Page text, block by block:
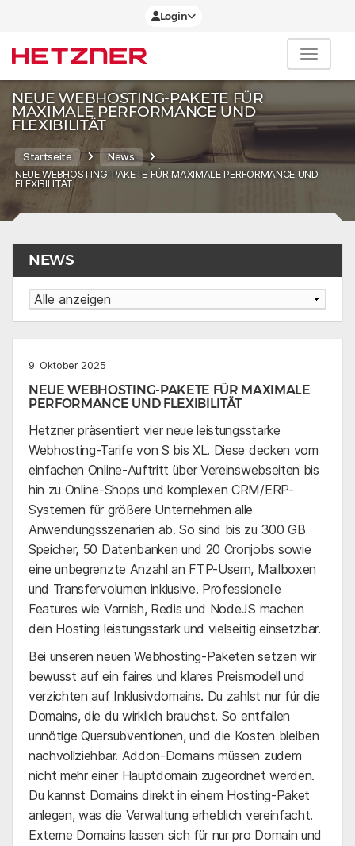
Login
NEUE WEBHOSTING-PAKETE FÜR
MAXIMALE PERFORMANCE UND
FLEXIBILITÄT
Startseite
News
NEUE WEBHOSTING-PAKETE FÜR MAXIMALE PERFORMANCE UND
FLEXIBILITÄT
NEWS
9. Oktober 2025
NEUE WEBHOSTING-PAKETE FÜR MAXIMALE
PERFORMANCE UND FLEXIBILITÄT
Hetzner präsentiert vier neue leistungsstarke
Webhosting-Tarife von S bis XL. Diese decken vom
einfachen Online-Auftritt über Vereinswebseiten bis
hin zu Online-Shops und komplexen CRM/ERP-
Systemen für größere Unternehmen alle
Anwendungsszenarien ab. So sind bis zu 300 GB
Speicher, 50 Datenbanken und 20 Cronjobs sowie
eine unbegrenzte Anzahl an FTP-Usern, Mailboxen
und Transfervolumen inklusive. Professionelle
Features wie Varnish, Redis und NodeJS machen
dein Hosting leistungsstark und vielseitig einsetzbar.
Bei unseren neuen Webhosting-Paketen setzen wir
bewusst auf ein faires und klares Preismodell und
verzichten auf Inklusivdomains. Du zahlst nur für die
Domains, die du wirklich brauchst. So entfallen
unnötige Quersubventionen, und die Kosten bleiben
nachvollziehbar. Addon-Domains müssen zudem
nicht mehr einer Hauptdomain zugeordnet werden.
Du kannst Domains direkt in einem Hosting-Paket
anlegen, was die Verwaltung erheblich vereinfacht.
Externe Domains lassen sich für nurpro Domain und